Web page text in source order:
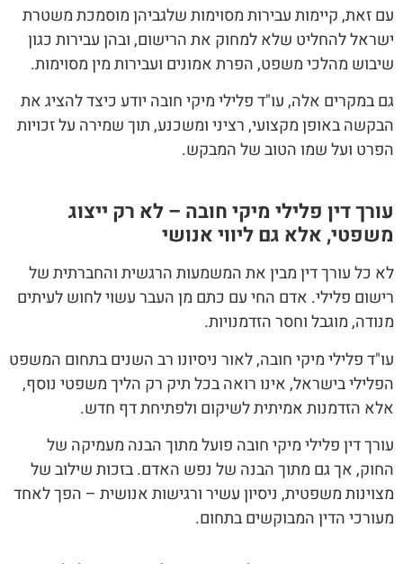
עם זאת, קיימות עבירות מסוימות שלגביהן מוסמכת משטרת
ישראל להחליט שלא למחוק את הרישום, ובהן עבירות כגון
שיבוש מהלכי משפט, הפרת אמונים ועבירות מין מסוימות.
גם במקרים אלה, עו"ד פלילי מיקי חובה יודע כיצד להציג את
הבקשה באופן מקצועי, רציני ומשכנע, תוך שמירה על זכויות
הפרט ועל שמו הטוב של המבקש.
עורך דין פלילי מיקי חובה – לא רק ייצוג
משפטי, אלא גם ליווי אנושי
לא כל עורך דין מבין את המשמעות הרגשית והחברתית של
רישום פלילי. אדם החי עם כתם מן העבר עשוי לחוש לעיתים
מנודה, מוגבל וחסר הזדמנויות.
עו"ד פלילי מיקי חובה, לאור ניסיונו רב השנים בתחום המשפט
הפלילי בישראל, אינו רואה בכל תיק רק הליך משפטי נוסף,
אלא הזדמנות אמיתית לשיקום ולפתיחת דף חדש.
עורך דין פלילי מיקי חובה פועל מתוך הבנה מעמיקה של
החוק, אך גם מתוך הבנה של נפש האדם. בזכות שילוב של
מצוינות משפטית, ניסיון עשיר ורגישות אנושית – הפך לאחד
מעורכי הדין המבוקשים בתחום.